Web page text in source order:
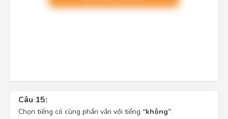
Câu 15:
Chọn tiếng có cùng phần vần với tiếng “không”.